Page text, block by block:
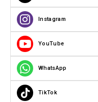
Instagram
YouTube
WhatsApp
TikTok